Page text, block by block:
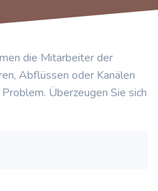
die Mitarbeiter der
Abflüssen oder Kanälen
Überzeugen Sie sich